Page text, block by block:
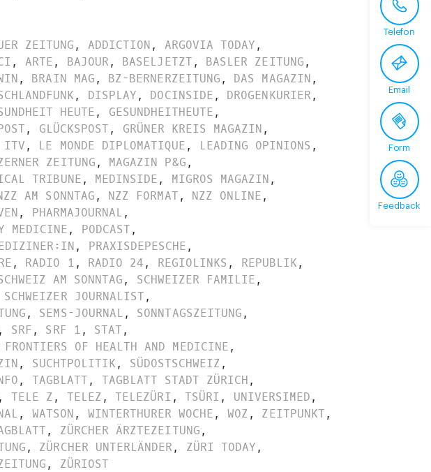
ZEITUNG, ADDICTION, ARGOVIA TODAY,
, ARTE, BAJOUR, BASELJETZT, BASLER ZEITUNG,
, BRAIN MAG, BZ-BERNERZEITUNG, DAS MAGAZIN,
, DISPLAY, DOCINSIDE, DROGENKURIER,
HEUTE, GESUNDHEITHEUTE,
, GLÜCKSPOST, GRÜNER KREIS MAGAZIN,
ITV, LE MONDE DIPLOMATIQUE, LEADING OPINIONS ,
ZEITUNG, MAGAZIN P&G,
TRIBUNE, MEDINSIDE, MIGROS MAGAZIN,
AM SONNTAG, NZZ FORMAT, NZZ ONLINE,
, PHARMAJOURNAL,
MEDICINE, PODCAST,
, PRAXISDEPESCHE,
, RADIO 1, RADIO 24, REGIOLINKS , REPUBLIK,
AM SONNTAG, SCHWEIZER FAMILIE,
SCHWEIZER JOURNALIST,
, SEMS-JOURNAL, SONNTAGSZEITUNG,
, SRF, SRF 1, STAT,
OF HEALTH AND MEDICINE,
, SUCHTPOLITIK, SÜDOSTSCHWEIZ,
, TAGBLATT, TAGBLATT STADT ZÜRICH,
, TELE Z, TELEZ, TELEZÜRI , TSÜRI , UNIVERSIMED,
, WATSON, WINTERTHURER WOCHE, WOZ, ZEITPUNKT,
, ZÜRCHER ÄRZTEZEITUNG,
, ZÜRCHER UNTERLÄNDER, ZÜRI TODAY,
, ZÜRIOST
Telefon
Email
Form
Feedback